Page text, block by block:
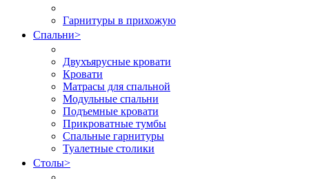
Гарнитуры в прихожую
Спальни>
Двухъярусные кровати
Кровати
Матрасы для спальной
Модульные спальни
Подъемные кровати
Прикроватные тумбы
Спальные гарнитуры
Туалетные столики
Столы>